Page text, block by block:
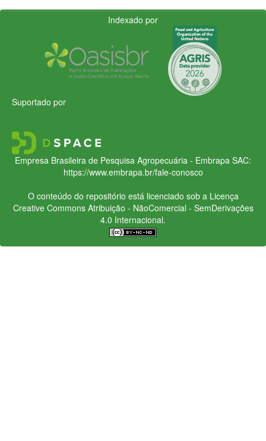
Indexado por
Suportado por
Empresa Brasileira de Pesquisa Agropecuária - Embrapa SAC:
https://www.embrapa.br/fale-conosco
O conteúdo do repositório está licenciado sob a Licença
Creative CommonsAtribuição - NãoComercial - SemDerivações
4.0 Internacional.